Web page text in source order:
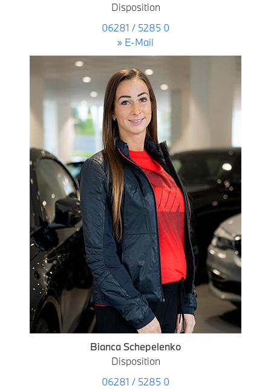
Disposition
06281 / 5285 0
» E-Mail
Bianca Schepelenko
Disposition
06281 / 5285 0